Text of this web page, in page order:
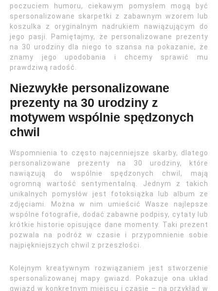
poczuciem humoru, ciekawym pomysłem mogą być
spersonalizowane skarpetki z zabawnym wzorem lub
koszulka z oryginalnym nadrukiem nawiązującym do
jego pasji. Pamiętajmy, że personalizowane prezenty
na 30 urodziny dla niego to szansa na pokazanie, że
znamy jego upodobania i chcemy sprawić mu
prawdziwą radość.
Niezwykłe personalizowane
prezenty na 30 urodziny z
motywem wspólnie spędzonych
chwil
Wspomnienia to często najcenniejsze skarby, dlatego
personalizowane prezenty na 30 urodziny, które
nawiązują do wspólnie spędzonych chwil, mają
ogromną wartość sentymentalną. Jednym z takich
unikalnych pomysłów jest fotoksiążka lub album ze
zdjęciami. Można w nim umieścić Wasze najlepsze
wspólne fotografie, dodać zabawne podpisy, cytaty lub
krótkie historie opisujące dane momenty. Taki prezent
pozwala na podróż w czasie i przypomnienie sobie
najpiękniejszych chwil z przeszłości.
Kolejnym kreatywnym rozwiązaniem jest stworzenie
spersonalizowanej mapy gwiazd. Pokazuje ona układ
gwiazd w konkretnym miejscu i czasie – na przykład w